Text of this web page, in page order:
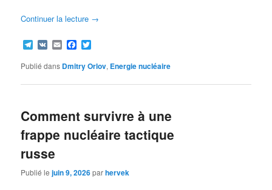
Continuer la lecture →
Telegram
VK EmailFacebook
Publié dans Dmitry Orlov, Energie nucléaire
Comment survivre à une
frappe nucléaire tactique
russe
Publié lejuin 9, 2026parhervek